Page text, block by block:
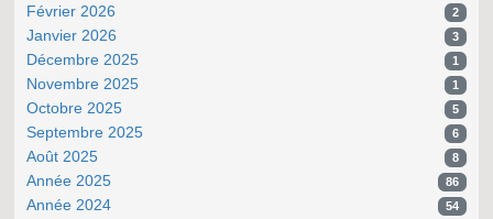
Février 2026 2
Janvier 2026 3
Décembre 2025 1
Novembre 2025 1
Octobre 2025 5
Septembre 2025 6
Août 2025 8
Année 2025 86
Année 2024 54